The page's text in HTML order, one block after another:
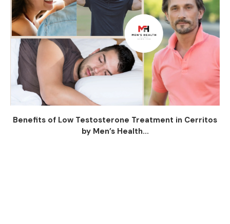
Benefits of Low Testosterone Treatment in Cerritos
by Men’s Health...